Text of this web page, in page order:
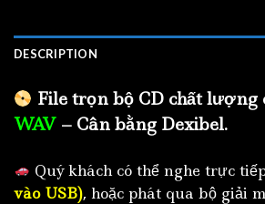
DESCRIPTION
File trọn bộ CD chất lượng
WAV – Cân bằng Dexibel.
Quý khách có thể nghe trực
vào USB), hoặc phát qua bộ giải